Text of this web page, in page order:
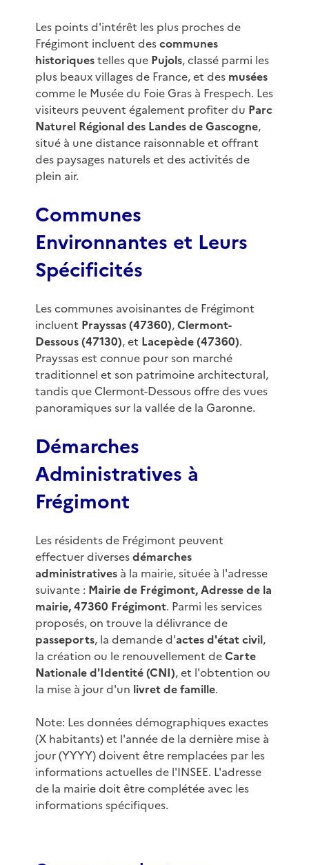
Les points d'intérêt les plus proches de
Frégimont incluent descommunes
historiquestelles que Pujols, classé parmi les
plus beaux villages de France, et des musées
comme le Musée du Foie Gras à Frespech. Les
visiteurs peuvent également profiter du Parc
Naturel Régional des Landes de Gascogne,
situé à une distance raisonnable et offrant
des paysages naturels et des activités de
plein air.
Communes
Environnantes et Leurs
Spécificités
Les communes avoisinantes de Frégimont
incluent Prayssas (47360),Clermont-
Dessous (47130), et Lacepède (47360).
Prayssas est connue pour son marché
traditionnel et son patrimoine architectural,
tandis que Clermont-Dessous offre des vues
panoramiques sur la vallée de la Garonne.
Démarches
Administratives à
Frégimont
Les résidents de Frégimont peuvent
effectuer diversesdémarches
administrativesà la mairie, située à l'adresse
suivante : Mairie de Frégimont, Adresse de la
mairie, 47360 Frégimont. Parmi les services
proposés, on trouve la délivrance de
passeports, la demande d'actes d'état civil,
la création ou le renouvellement deCarte
Nationale d'Identité (CNI), et l'obtention ou
la mise à jour d'un livret de famille.
Note: Les données démographiques exactes
(X habitants) et l'année de la dernière mise à
jour (YYYY) doivent être remplacées par les
informations actuelles de l'INSEE. L'adresse
de la mairie doit être complétée avec les
informations spécifiques.